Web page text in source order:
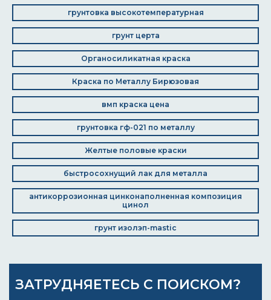
грунтовка высокотемпературная
грунт церта
Органосиликатная краска
Краска по Металлу Бирюзовая
вмп краска цена
грунтовка гф-021 по металлу
Желтые половые краски
быстросохнущий лак для металла
антикоррозионная цинконаполненная композиция
цинол
грунт изолэп-mastic
ЗАТРУДНЯЕТЕСЬ С ПОИСКОМ?